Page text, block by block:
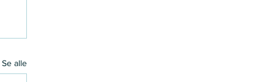
Se alle